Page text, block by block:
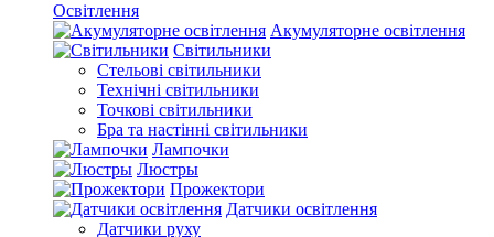
Освітлення
Акумуляторне освітлення
Світильники
Стельові світильники
Технічні світильники
Точкові світильники
Бра та настінні світильники
Лампочки
Люстры
Прожектори
Датчики освітлення
Датчики руху